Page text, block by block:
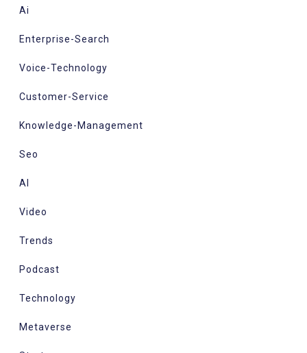
Ai
Enterprise-Search
Voice-Technology
Customer-Service
Knowledge-Management
Seo
AI
Video
Trends
Podcast
Technology
Metaverse